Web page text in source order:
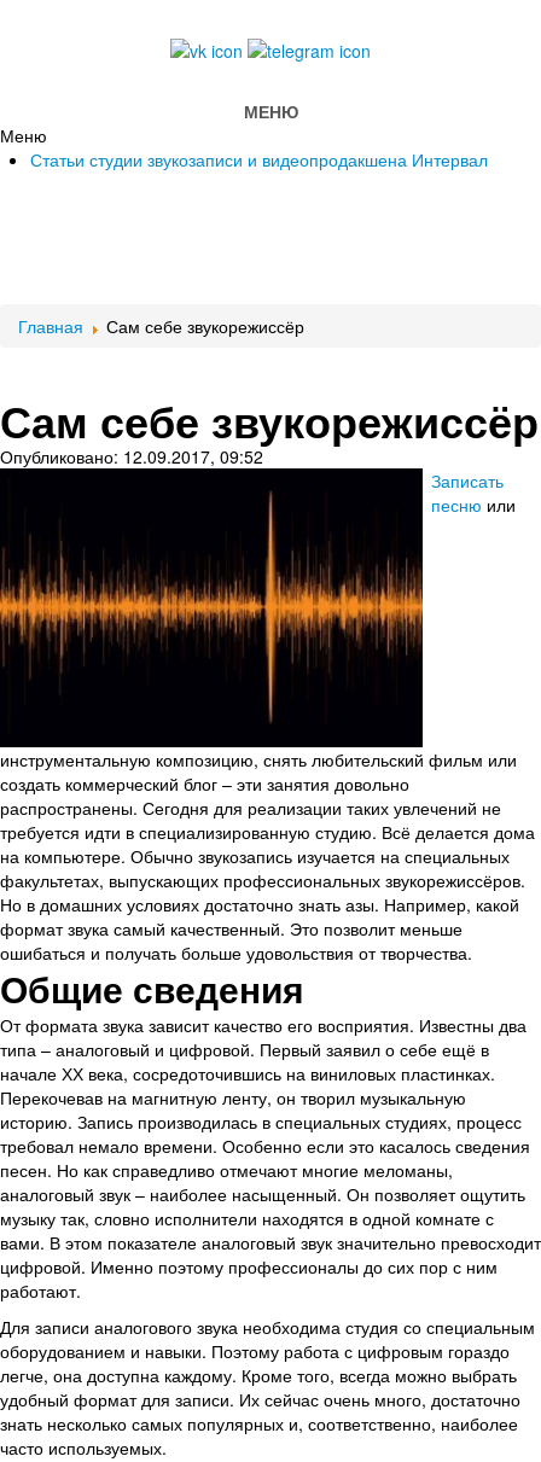
МЕНЮ
Меню
Статьи студии звукозаписи и видеопродакшена Интервал
Главная Сам себе звукорежиссёр
Сам себе звукорежиссёр
Опубликовано: 12.09.2017, 09:52
Записать
песню или
инструментальную композицию, снять любительский фильм или
создать коммерческий блог – эти занятия довольно
распространены. Сегодня для реализации таких увлечений не
требуется идти в специализированную студию. Всё делается дома
на компьютере. Обычно звукозапись изучается на специальных
факультетах, выпускающих профессиональных звукорежиссёров.
Но в домашних условиях достаточно знать азы. Например, какой
формат звука самый качественный. Это позволит меньше
ошибаться и получать больше удовольствия от творчества.
Общие сведения
От формата звука зависит качество его восприятия. Известны два
типа – аналоговый и цифровой. Первый заявил о себе ещё в
начале ХХ века, сосредоточившись на виниловых пластинках.
Перекочевав на магнитную ленту, он творил музыкальную
историю. Запись производилась в специальных студиях, процесс
требовал немало времени. Особенно если это касалось сведения
песен. Но как справедливо отмечают многие меломаны,
аналоговый звук – наиболее насыщенный. Он позволяет ощутить
музыку так, словно исполнители находятся в одной комнате с
вами. В этом показателе аналоговый звук значительно превосходит
цифровой. Именно поэтому профессионалы до сих пор с ним
работают.
Для записи аналогового звука необходима студия со специальным
оборудованием и навыки. Поэтому работа с цифровым гораздо
легче, она доступна каждому. Кроме того, всегда можно выбрать
удобный формат для записи. Их сейчас очень много, достаточно
знать несколько самых популярных и, соответственно, наиболее
часто используемых.